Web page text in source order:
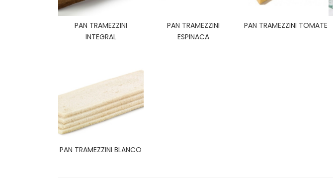
PAN TRAMEZZINI
INTEGRAL
PAN TRAMEZZINI
ESPINACA
PAN TRAMEZZINI TOMATE
PAN TRAMEZZINI BLANCO